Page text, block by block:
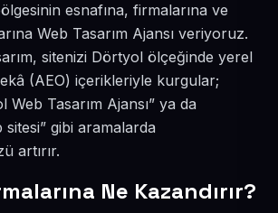
esnafına, firmalarına ve
Web Tasarım Ajansı veriyoruz.
sitenizi Dörtyol ölçeğinde yerel
(AEO) içerikleriyle kurgular;
Tasarım Ajansı” ya da
gibi aramalarda
artırır.
Ne Kazandırır?